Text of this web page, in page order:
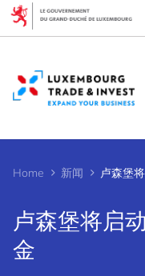
Home 新闻
卢森堡将启
金
Cookies management